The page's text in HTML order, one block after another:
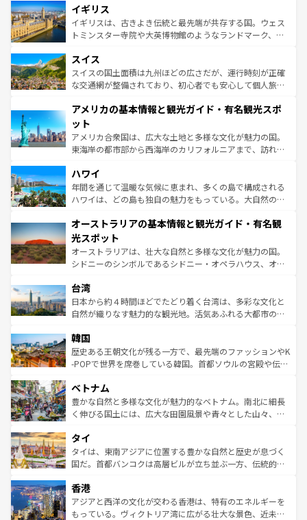
香り高いラベンダー畑など、多彩な楽しみ方が可能だ。さ
らに、パリ以外の地域にも魅力が溢れており、どの街角に
も豊かな歴史と文化が息づいている。パリ以外の個性あふ
を参照してほしい。
顔を持つこの国は、どこを歩いても飽きることがない。ベ
ルリンの文化的活気、バイエルン州のアルプスの絶景、そ
してライン川沿いのワイン畑といった風景は必見。ビール
は、お酒好きな人にはぜひ体験してほしい。 なお、新着の
ドイツ情報はコンテンツ一覧を参照してほしい。
イギリス
イギリスは、古きよき伝統と最先端が共存する国。ウェス
トミンスター寺院や大英博物館のようなランドマーク、歴
リアごとに異なる魅力がある。また、優雅なアフタヌーン
ティー、ビール好きにはたまらない英国パブ、サッカー観
戦など、本場だからこそできる体験も豊富。イギリスを旅
ンツ一覧を参照してほしい。
スイス
スイスの国土面積は九州ほどの広さだが、運行時刻が正確
な交通網が整備されており、初心者でも安心して個人旅行
の建物がそのまま残る町や、スイスならではのユニークな
博物館もあり、アルプス観光だけでなく町歩きも満喫する
ことができる。国民の所得が高いため物価も高いが、旅行
者向けの交通パス提供のサービスもあり、うまく活用すれ
着のスイス情報は
アメリカの基本情報と観光ガイド・有名観光スポ
ット
アメリカ合衆国は、広大な土地と多様な文化が魅力の国。
東海岸の都市部から西海岸のカリフォルニアまで、訪れる
のような巨大都市は、観光、ショッピング、エンターテイ
ンメントが詰まった刺激的なスポットだ。一方、アメリカ
西部には大自然が広がり、グランドキャニオンやイエロー
部のニューオーリンズでは、音楽と美食が融合した独特の
文化が魅力。旅行者はアメリカの各地域で異なる魅力を楽
しみながら、その多様性と豊かな歴史を感じることができ
るだろう。車でのロードトリップや列車の旅も、アメリカ
情報は
ハワイ
年間を通じて温暖な気候に恵まれ、多くの島で構成される
ハワイは、どの島も独自の魅力をもっている。大自然の神
ワイ島は見逃せない。また、定番の観光地といえばオアフ
島だが、静かな自然を求めるならマウイ島やカウアイ島が
おすすめ。エメラルドグリーンに輝く海をはじめ、豊かな
文化や歴史が息づいている。「アロハスピリット」と呼ば
人々、おいしいローカルフードやハワイアンミュージッ
ク、伝統的なフラダンスなど、すべてがハワイの魅力を彩
っている。訪れるたびに新しい発見と感動が待っているハ
はコンテンツ一覧
オーストラリアの基本情報と観光ガイド・有名観
光スポット
オーストラリアは、壮大な自然と多様な文化が魅力の国。
シドニーのシンボルであるシドニー・オペラハウス、オー
リアリーフや大陸中央部にそびえるウルル（エアーズロッ
ク）、タスマニアの美しい原生林やケアンズの熱帯雨林な
ど、見どころがたくさん。また、カフェやワイン、オージ
いる。アクティビティも充実しており、サーフィンやダイ
ビング、ハイキングなど、アウトドア好きにはたまらな
い。オーストラリアの多彩な魅力を存分に味わいつくそ
参照してほしい。
台湾
日本から約４時間ほどでたどり着く台湾は、多彩な文化と
自然が織りなす魅力的な観光地。活気あふれる大都市の台
ン）、静ひつな山岳地帯である台湾東部など、都市の喧騒
と山間の静けさが共存しており、訪れる人に新しい発見と
驚きをもたらしてくれる。また、奥深い台湾の食文化も魅
容にもいいと評判のスイーツなど、バラエティ豊かな料理
が味わえる。 なお、新着の台湾情報は コンテンツ一覧を参
照してほしい。
韓国
歴史ある王朝文化が残る一方で、最先端のファッションやK
-POPで世界を席巻している韓国。首都ソウルの宮殿や伝統
き、地方に足を延ばせば四季折々の自然美を楽しむことが
できる。そして、キムチや焼肉、絶品のストリートフード
まで、さまざまな韓国料理が待っている。夜には、韓国な
リティに包まれながら、韓国の多彩な魅力を心ゆくまで味
わってみてほしい。 なお、新着の韓国情報はコンテンツ一
覧を参照してほしい。
ベトナム
豊かな自然と多様な文化が魅力的なベトナム。南北に細長
く伸びる国土には、広大な田園風景や青々とした山々、世
急速な発展と共に伝統が息づく。ハノイの古い町並みやホ
ーチミン市のフランス統治時代の建物も、独特の雰囲気を
醸し出している。また、バラエティの豊かさとおいしさで
とつ。フォーやバインミー、ベトナムコーヒーなどは、ぜ
ひ現地で味わいたい。どの地域を訪れてもあたたかい人々
が旅行者を迎えてくれるので、きっと忘れられない旅にな
タイ
タイは、東南アジアに位置する豊かな自然と歴史が息づく
国だ。首都バンコクは高層ビルが立ち並ぶ一方、伝統的な
の活気が交差している。北部ではチェンマイなどの山岳地
帯で自然と触れ合い、南部ではプーケットやクラビの美し
いビーチでリゾート気分を楽しむことができる。タイ料理
香港
アジアと西洋の文化が交わる香港は、特有のエネルギーを
もっている。ヴィクトリア湾に広がる壮大な景色、近未来